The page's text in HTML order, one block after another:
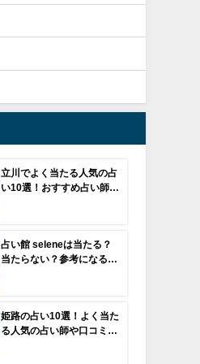
立川でよく当たる人気の占
い10選！おすすめ占い師も
占い館 seleneは当たる？
当たらない？参考になる口
姫路の占い10選！よく当た
る人気の占い師や口コミ評